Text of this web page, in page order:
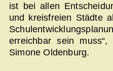
ist bei allen
und kreisfreien Städte
erreichbar sein muss“,
Simone Oldenburg.